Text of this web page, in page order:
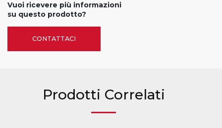
Vuoi ricevere più informazioni
su questo prodotto?
CONTATTACI
Prodotti Correlati